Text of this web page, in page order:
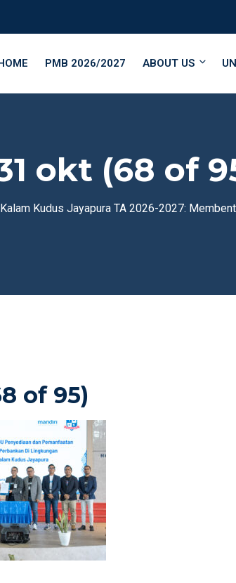
PMB 2026/2027 ABOUT US
okt (68 of
Kudus Jayapura TA 2026-2027:
of 95)